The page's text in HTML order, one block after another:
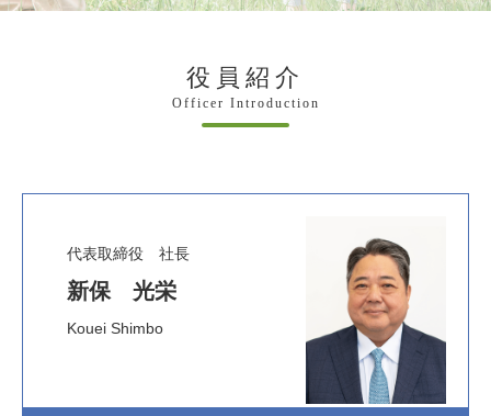
役員紹介
Officer Introduction
代表取締役 社長
新保 光栄
Kouei Shimbo